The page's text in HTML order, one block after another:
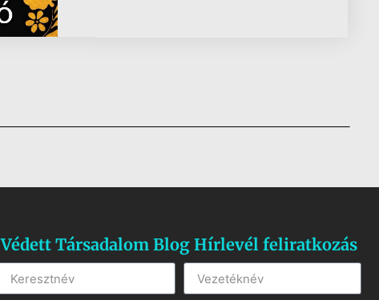
Védett Társadalom Blog Hírlevél feliratkozás